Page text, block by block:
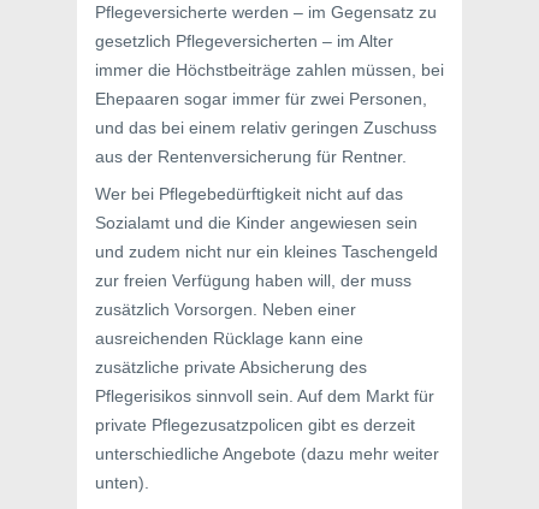
Pflegeversicherte werden – im Gegensatz zu
gesetzlich Pflegeversicherten – im Alter
immer die Höchstbeiträge zahlen müssen, bei
Ehepaaren sogar immer für zwei Personen,
und das bei einem relativ geringen Zuschuss
aus der Rentenversicherung für Rentner.
Wer bei Pflegebedürftigkeit nicht auf das
Sozialamt und die Kinder angewiesen sein
und zudem nicht nur ein kleines Taschengeld
zur freien Verfügung haben will, der muss
zusätzlich Vorsorgen. Neben einer
ausreichenden Rücklage kann eine
zusätzliche private Absicherung des
Pflegerisikos sinnvoll sein. Auf dem Markt für
private Pflegezusatzpolicen gibt es derzeit
unterschiedliche Angebote (dazu mehr weiter
unten).